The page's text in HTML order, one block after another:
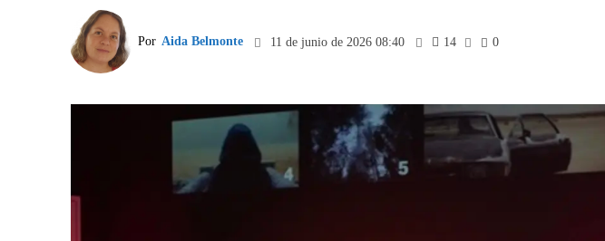
Por Aida Belmonte 11 de junio de 2026 08:40 14 0